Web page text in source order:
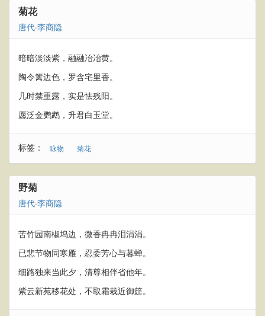
菊花
唐代·李商隐
暗暗淡淡紫，融融冶冶黄。
陶令篱边色，罗含宅里香。
几时禁重露，实是怯残阳。
愿泛金鹦鹉，升君白玉堂。
标签： 咏物 菊花
野菊
唐代·李商隐
苦竹园南椒坞边，微香冉冉泪涓涓。
已悲节物同寒雁，忍委芳心与暮蝉。
细路独来当此夕，清尊相伴省他年。
紫云新苑移花处，不取霜栽近御筵。